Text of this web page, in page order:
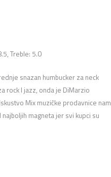
Treble: 5.0
snazan humbucker za neck
rock I jazz, onda je DiMarzio
Mix muzičke prodavnice nam
magneta jer svi kupci su